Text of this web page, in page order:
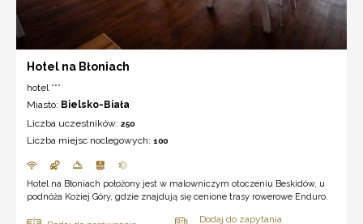
Hotel na Błoniach
hotel ***
Miasto: Bielsko-Biała
Liczba uczestników: 250
Liczba miejsc noclegowych: 100
Hotel na Błoniach położony jest w malowniczym otoczeniu Beskidów, u
podnóża Koziej Góry, gdzie znajdują się cenione trasy rowerowe Enduro.